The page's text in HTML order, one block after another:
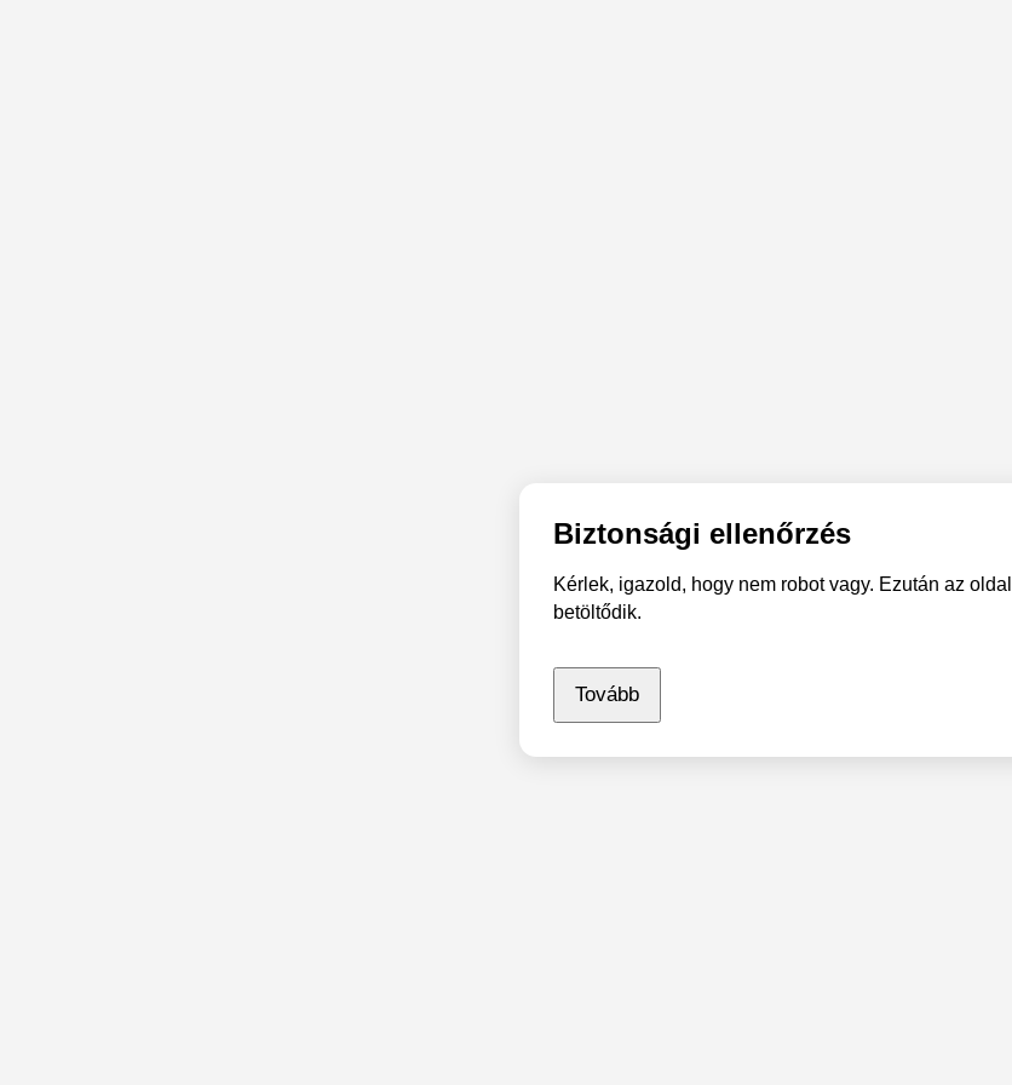
Biztonsági ellenőrzés
Kérlek, igazold, hogy nem robot vagy. Ezután az oldal
betöltődik.
Tovább